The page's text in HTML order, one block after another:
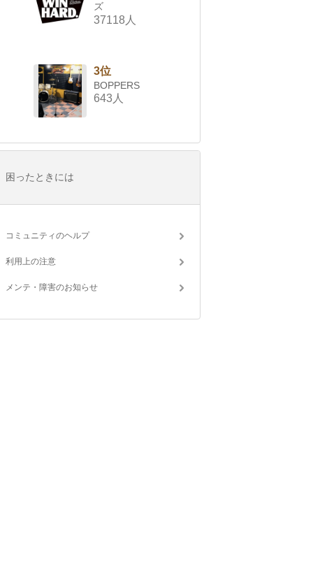
ズ
37118人
3位
BOPPERS
643人
困ったときには
コミュニティのヘルプ
利用上の注意
メンテ・障害のお知らせ